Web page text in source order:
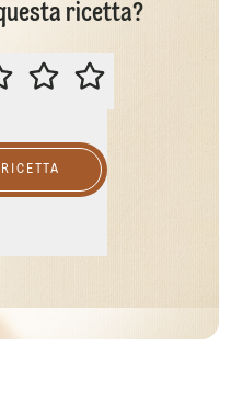
ricetta?
QUESTA RICETTA